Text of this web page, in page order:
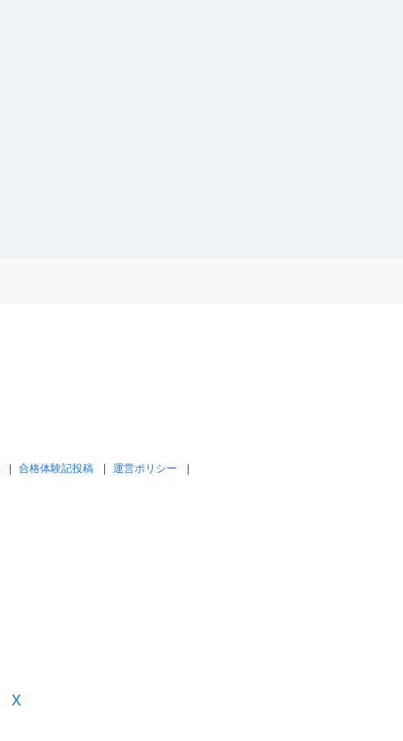
合格体験記投稿
運営ポリシー
X